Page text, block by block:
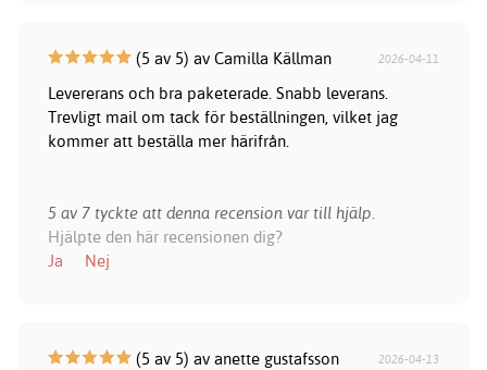
(5 av 5) av Camilla Källman 2026-04-11
Levererans och bra paketerade. Snabb leverans.
Trevligt mail om tack för beställningen, vilket jag
kommer att beställa mer härifrån.
5 av 7 tyckte att denna recension var till hjälp.
Hjälpte den här recensionen dig?
Ja
Nej
(5 av 5) av anette gustafsson 2026-04-13